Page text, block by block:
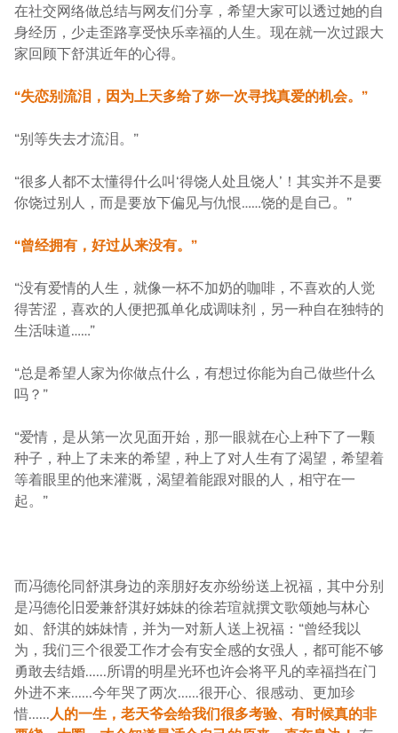
在社交网络做总结与网友们分享，希望大家可以透过她的自
身经历，少走歪路享受快乐幸福的人生。现在就一次过跟大
家回顾下舒淇近年的心得。
“失恋别流泪，因为上天多给了妳一次寻找真爱的机会。”
“别等失去才流泪。”
“很多人都不太懂得什么叫‘得饶人处且饶人’！其实并不是要
你饶过别人，而是要放下偏见与仇恨……饶的是自己。”
“曾经拥有，好过从来没有。”
“没有爱情的人生，就像一杯不加奶的咖啡，不喜欢的人觉
得苦涩，喜欢的人便把孤单化成调味剂，另一种自在独特的
生活味道……”
“总是希望人家为你做点什么，有想过你能为自己做些什么
吗？”
“爱情，是从第一次见面开始，那一眼就在心上种下了一颗
种子，种上了未来的希望，种上了对人生有了渴望，希望着
等着眼里的他来灌溉，渴望着能跟对眼的人，相守在一
起。”
而冯德伦同舒淇身边的亲朋好友亦纷纷送上祝福，其中分别
是冯德伦旧爱兼舒淇好姊妹的徐若瑄就撰文歌颂她与林心
如、舒淇的姊妹情，并为一对新人送上祝福：“曾经我以
为，我们三个很爱工作才会有安全感的女强人，都可能不够
勇敢去结婚......所谓的明星光环也许会将平凡的幸福挡在门
外进不来......今年哭了两次......很开心、很感动、更加珍
惜...... 人的一生，老天爷会给我们很多考验、有时候真的非